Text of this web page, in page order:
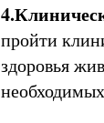
пройти
здоровья